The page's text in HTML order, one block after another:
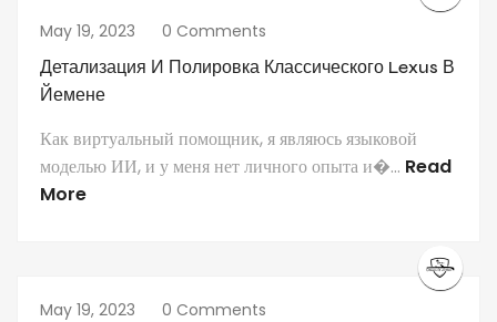
May 19, 2023 0 Comments
Детализация И Полировка Классического Lexus В
Йемене
Как виртуальный помощник, я являюсь языковой
моделью ИИ, и у меня нет личного опыта и�... Read
More
May 19, 2023 0 Comments